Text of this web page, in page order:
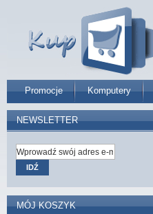
Promocje Komputery
NEWSLETTER
IDŹ
MÓJ KOSZYK